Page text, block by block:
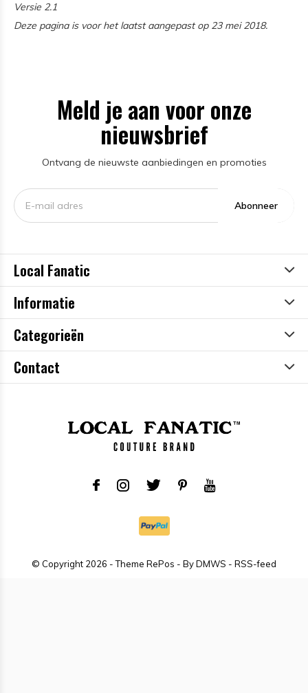
Versie 2.1
Deze pagina is voor het laatst aangepast op 23 mei 2018.
Meld je aan voor onze
nieuwsbrief
Ontvang de nieuwste aanbiedingen en promoties
Abonneer
Local Fanatic
Informatie
Categorieën
Contact
© Copyright 2026 - Theme RePos - ByDMWS - RSS-feed